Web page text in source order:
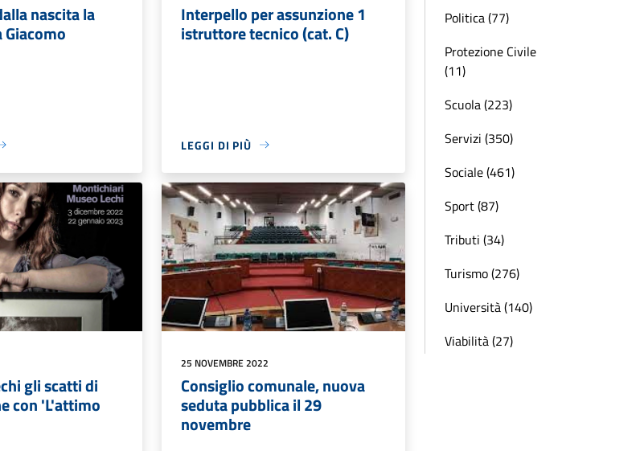
nascita la Interpello per assunzione 1
istruttore tecnico (cat. C)
LEGGI DI PIÙ
gli scatti di
con 'L'attimo
25 NOVEMBRE 2022
Consiglio comunale, nuova
seduta pubblica il 29
novembre
Politica (77)
Protezione Civile
(11)
Scuola (223)
Servizi (350)
Sociale (461)
Sport (87)
Tributi (34)
Turismo (276)
Università (140)
Viabilità (27)